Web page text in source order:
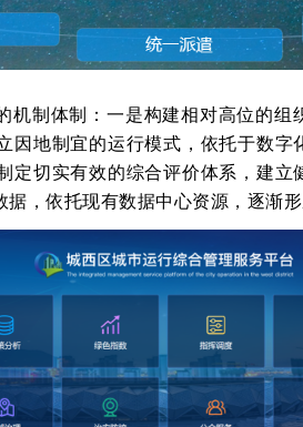
机制体制：一是构建相对高位的
因地制宜的运行模式，依托于数
定切实有效的综合评价体系，建立
，依托现有数据中心资源，逐渐